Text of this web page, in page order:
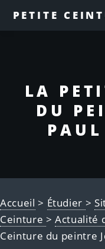
PETITE
LA
DU
Accueil > Étudier >
Ceinture >Actualité
Ceinture du peintre